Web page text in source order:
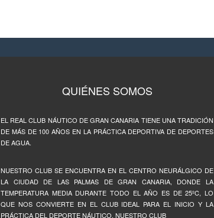
QUIÉNES SOMOS
EL REAL CLUB NÁUTICO DE GRAN CANARIA TIENE UNA TRADICIÓN
DE MÁS DE 100 AÑOS EN LA PRÁCTICA DEPORTIVA DE DEPORTES
DE AGUA.
NUESTRO CLUB SE ENCUENTRA EN EL CENTRO NEURÁLGICO DE
LA CIUDAD DE LAS PALMAS DE GRAN CANARIA, DONDE LA
TEMPERATURA MEDIA DURANTE TODO EL AÑO ES DE 25ºC, LO
QUE NOS CONVIERTE EN EL CLUB IDEAL PARA EL INICIO Y LA
PRÁCTICA DEL DEPORTE NÁUTICO. NUESTRO CLUB